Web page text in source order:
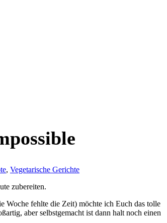
, Vegetarische Gerichte
zubereiten.
Woche fehlte die Zeit) möchte ich Euch das tolle
aber selbstgemacht ist dann halt noch einen